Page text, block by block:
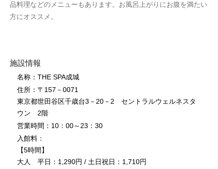
品料理などのメニューもあります。お風呂上がりにお腹を満たい
方にオススメ。
施設情報
名称：THE SPA成城
住所：〒157－0071
東京都世田谷区千歳台3－20－2 セントラルウェルネスタ
ウン 2階
営業時間：10：00～23：30
入館料：
【5時間】
大人 平日：1,290円 / 土日祝日：1,710円